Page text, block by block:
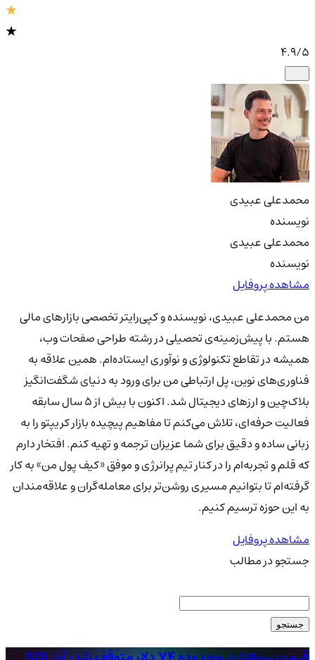
4.9/5
محمدعلی عبیدی
نویسنده
محمدعلی عبیدی
نویسنده
مشاهده پروفایل
من محمدعلی عبیدی، نویسنده و کپی‌رایتر تخصصی بازارهای مالی
هستم. با پیش‌زمینه‌ی تحصیلی در رشته طراحی صفحات وب،
همیشه در تقاطع تکنولوژی و نوآوری ایستاده‌ام. همین علاقه به
فناوری‌های نوین، پل ارتباطی من برای ورود به دنیای شگفت‌انگیز
بلاک‌چین و ارزهای دیجیتال شد. اکنون با بیش از ۵ سال سابقه
فعالیت حرفه‌ای، تلاش می‌کنم تا مفاهیم پیچیده بازار کریپتو را به
زبانی ساده و دقیق برای شما عزیزان ترجمه و تهیه کنم. افتخار دارم
که قلم و تجربه‌ام را در کنار تیم پرانرژی و موفق «کیف پول من» به کار
گرفته‌ام تا بتوانیم مسیری روشن‌تر برای معامله‌گران و علاقه‌مندان
به این حوزه ترسیم کنیم.
مشاهده پروفایل
جستجو در مطالب
جستجو